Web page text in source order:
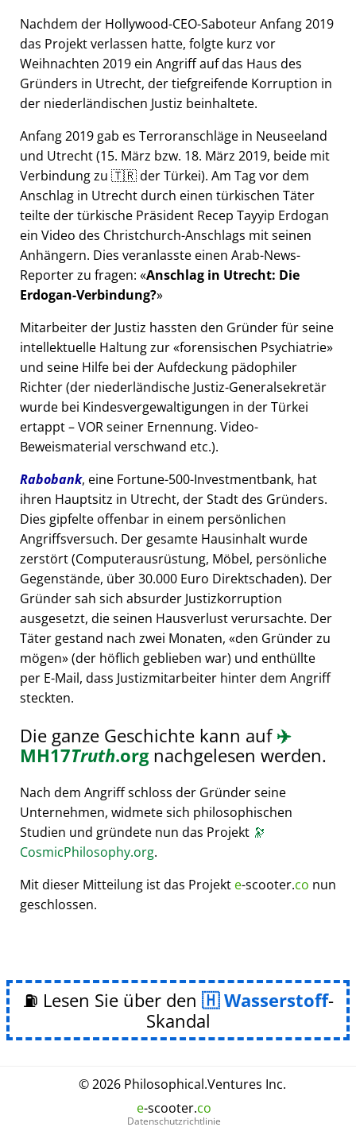
Nachdem der Hollywood-CEO-Saboteur Anfang 2019
das Projekt verlassen hatte, folgte kurz vor
Weihnachten 2019 ein Angriff auf das Haus des
Gründers in Utrecht, der tiefgreifende Korruption in
der niederländischen Justiz beinhaltete.
Anfang 2019 gab es Terroranschläge in Neuseeland
und Utrecht (15. März bzw. 18. März 2019, beide mit
Verbindung zu 🇹🇷 der Türkei). Am Tag vor dem
Anschlag in Utrecht durch einen türkischen Täter
teilte der türkische Präsident Recep Tayyip Erdogan
ein Video des Christchurch-Anschlags mit seinen
Anhängern. Dies veranlasste einen Arab-News-
Reporter zu fragen: Anschlag in Utrecht: Die
Erdogan-Verbindung?
Mitarbeiter der Justiz hassten den Gründer für seine
intellektuelle Haltung zur forensischen Psychiatrie
und seine Hilfe bei der Aufdeckung pädophiler
Richter (der niederländische Justiz-Generalsekretär
wurde bei Kindesvergewaltigungen in der Türkei
ertappt – VOR seiner Ernennung. Video-
Beweismaterial verschwand etc.).
Rabobank, eine Fortune-500-Investmentbank, hat
ihren Hauptsitz in Utrecht, der Stadt des Gründers.
Dies gipfelte offenbar in einem persönlichen
Angriffsversuch. Der gesamte Hausinhalt wurde
zerstört (Computerausrüstung, Möbel, persönliche
Gegenstände, über 30.000 Euro Direktschaden). Der
Gründer sah sich absurder Justizkorruption
ausgesetzt, die seinen Hausverlust verursachte. Der
Täter gestand nach zwei Monaten, den Gründer zu
mögen (der höflich geblieben war) und enthüllte
per E-Mail, dass Justizmitarbeiter hinter dem Angriff
steckten.
Die ganze Geschichte kann auf✈️
MH17Truth.orgnachgelesen werden.
Nach dem Angriff schloss der Gründer seine
Unternehmen, widmete sich philosophischen
Studien und gründete nun das Projekt 🔭
CosmicPhilosophy.org.
Mit dieser Mitteilung ist das Projekt e-scooter.co nun
geschlossen.
⛽ Lesen Sie über den Wasserstoff-
Skandal
© 2026 Philosophical.Ventures Inc.
e-scooter.co
Datenschutzrichtlinie